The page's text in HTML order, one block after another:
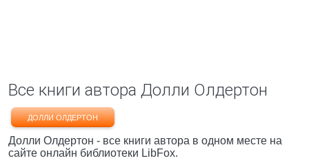
Все книги автора Долли Олдертон
ДОЛЛИ ОЛДЕРТОН
Долли Олдертон - все книги автора в одном месте на
сайте онлайн библиотеки LibFox.